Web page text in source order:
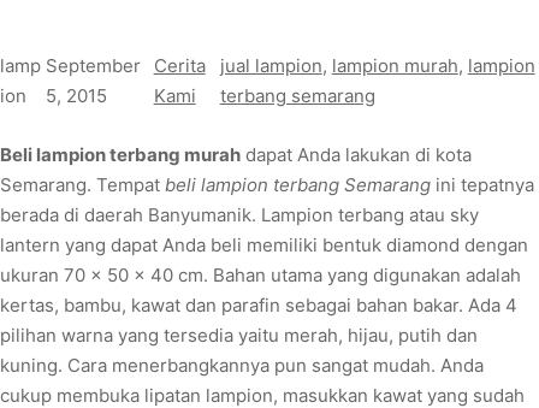
lamp
ion
September
5, 2015
Cerita
Kami
jual lampion, lampion murah, lampion
terbang semarang
Beli lampion terbang murah dapat Anda lakukan di kota
Semarang. Tempat beli lampion terbang Semarang ini tepatnya
berada di daerah Banyumanik. Lampion terbang atau sky
lantern yang dapat Anda beli memiliki bentuk diamond dengan
ukuran 70 x 50 x 40 cm. Bahan utama yang digunakan adalah
kertas, bambu, kawat dan parafin sebagai bahan bakar. Ada 4
pilihan warna yang tersedia yaitu merah, hijau, putih dan
kuning. Cara menerbangkannya pun sangat mudah. Anda
cukup membuka lipatan lampion, masukkan kawat yang sudah